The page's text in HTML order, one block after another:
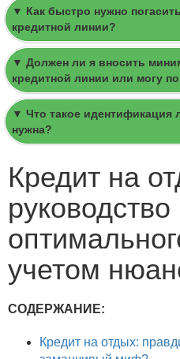
▼ Как быстро нужно
кредитной линии?
▼ Должен ли я вносить
кредитной линии или могу
▼ Что такое идентификация
нужна?
Кредит на
учетом
СОДЕРЖАНИЕ:
Кредит на отдых: